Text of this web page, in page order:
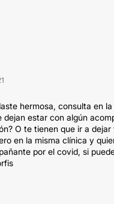
hermosa, consulta en
dejan estar con algún
O te tienen que ir a dejar
en la misma clínica y
por el covid, si